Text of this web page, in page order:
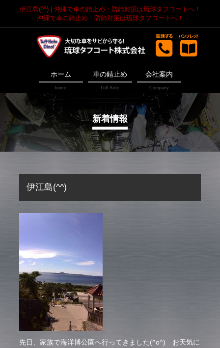
伊江島(^^) | 沖縄で車の錆止め・防錆対策は琉球タフコートへ！
沖縄で車の錆止め・防錆対策は琉球タフコートへ！
ホーム 車の錆止め 会社案内
新着情報
伊江島(^^)
先日、家族で海洋博公園へ行ってきました(^o^) お天気に